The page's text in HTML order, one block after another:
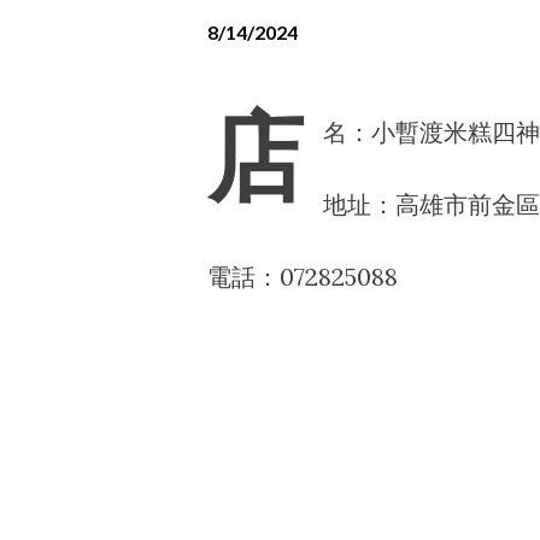
8/14/2024
店 名：小暫渡米糕四
地址：高雄市前金
電話：072825088